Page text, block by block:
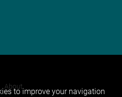
About
to improve your navigation